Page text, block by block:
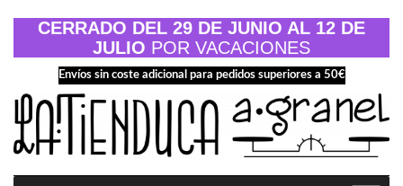
CERRADO DEL 29 DE JUNIO AL 12 DE
JULIO POR VACACIONES
Envíos sin coste adicional para pedidos superiores a 50€